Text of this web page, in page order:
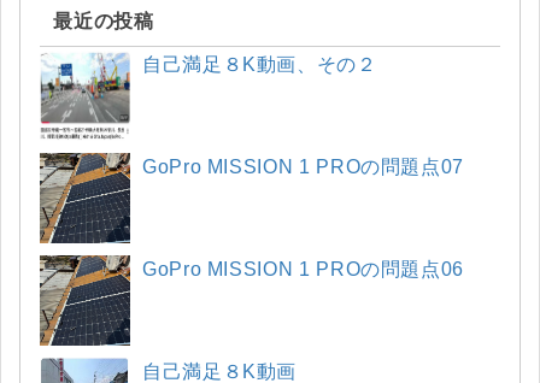
最近の投稿
自己満足８K動画、その２
GoPro MISSION 1 PROの問題点07
GoPro MISSION 1 PROの問題点06
自己満足８K動画